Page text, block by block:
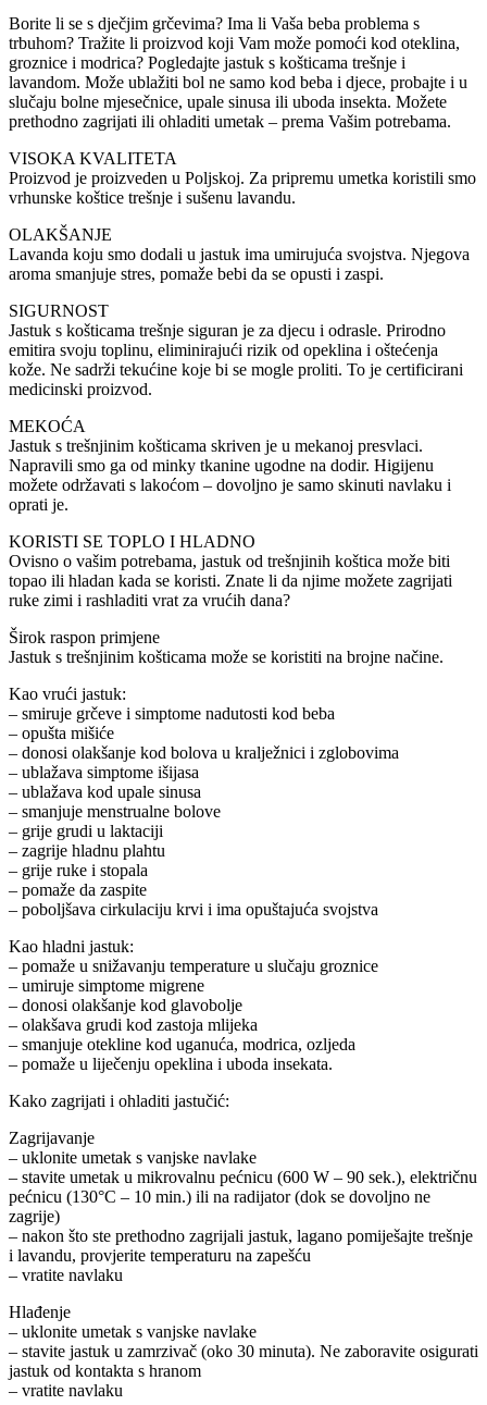
Borite li se s dječjim grčevima? Ima li Vaša beba problema s
trbuhom? Tražite li proizvod koji Vam može pomoći kod oteklina,
groznice i modrica? Pogledajte jastuk s košticama trešnje i
lavandom. Može ublažiti bol ne samo kod beba i djece, probajte i u
slučaju bolne mjesečnice, upale sinusa ili uboda insekta. Možete
prethodno zagrijati ili ohladiti umetak – prema Vašim potrebama.
VISOKA KVALITETA
Proizvod je proizveden u Poljskoj. Za pripremu umetka koristili smo
vrhunske koštice trešnje i sušenu lavandu.
OLAKŠANJE
Lavanda koju smo dodali u jastuk ima umirujuća svojstva. Njegova
aroma smanjuje stres, pomaže bebi da se opusti i zaspi.
SIGURNOST
Jastuk s košticama trešnje siguran je za djecu i odrasle. Prirodno
emitira svoju toplinu, eliminirajući rizik od opeklina i oštećenja
kože. Ne sadrži tekućine koje bi se mogle proliti. To je certificirani
medicinski proizvod.
MEKOĆA
Jastuk s trešnjinim košticama skriven je u mekanoj presvlaci.
Napravili smo ga od minky tkanine ugodne na dodir. Higijenu
možete održavati s lakoćom – dovoljno je samo skinuti navlaku i
oprati je.
KORISTI SE TOPLO I HLADNO
Ovisno o vašim potrebama, jastuk od trešnjinih koštica može biti
topao ili hladan kada se koristi. Znate li da njime možete zagrijati
ruke zimi i rashladiti vrat za vrućih dana?
Širok raspon primjene
Jastuk s trešnjinim košticama može se koristiti na brojne načine.
Kao vrući jastuk:
– smiruje grčeve i simptome nadutosti kod beba
– opušta mišiće
– donosi olakšanje kod bolova u kralježnici i zglobovima
– ublažava simptome išijasa
– ublažava kod upale sinusa
– smanjuje menstrualne bolove
– grije grudi u laktaciji
– zagrije hladnu plahtu
– grije ruke i stopala
– pomaže da zaspite
– poboljšava cirkulaciju krvi i ima opuštajuća svojstva
Kao hladni jastuk:
– pomaže u snižavanju temperature u slučaju groznice
– umiruje simptome migrene
– donosi olakšanje kod glavobolje
– olakšava grudi kod zastoja mlijeka
– smanjuje otekline kod uganuća, modrica, ozljeda
– pomaže u liječenju opeklina i uboda insekata.
Kako zagrijati i ohladiti jastučić:
Zagrijavanje
– uklonite umetak s vanjske navlake
– stavite umetak u mikrovalnu pećnicu (600 W – 90 sek.), električnu
pećnicu (130°C – 10 min.) ili na radijator (dok se dovoljno ne
zagrije)
– nakon što ste prethodno zagrijali jastuk, lagano pomiješajte trešnje
i lavandu, provjerite temperaturu na zapešću
– vratite navlaku
Hlađenje
– uklonite umetak s vanjske navlake
– stavite jastuk u zamrzivač (oko 30 minuta). Ne zaboravite osigurati
jastuk od kontakta s hranom
– vratite navlaku